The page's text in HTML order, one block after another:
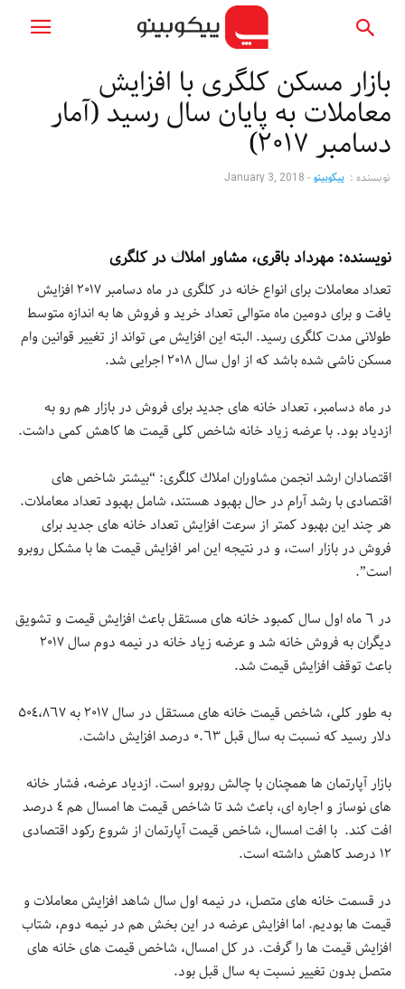
بازار مسكن کلگری با افزايش
معاملات به پايان سال رسيد (آمار
دسامبر ٢٠١٧)
نویسنده : پیکوبینو-
January 3, 2018
نويسنده: مهرداد باقرى، مشاور املاك در كلگرى
تعداد معاملات براى انواع خانه در كلگرى در ماه دسامبر ٢٠١٧ افزايش
يافت و براى دومين ماه متوالى تعداد خريد و فروش ها به اندازه متوسط
طولانى مدت كلگرى رسيد. البته اين افزايش مى تواند از تغيير قوانين وام
مسكن ناشى شده باشد كه از اول سال ٢٠١٨ اجرايى شد.
در ماه دسامبر، تعداد خانه هاى جديد براى فروش در بازار هم رو به
ازدياد بود. با عرضه زياد خانه شاخص كلى قيمت ها كاهش كمى داشت.
اقتصادان ارشد انجمن مشاوران املاك كلگرى: “بيشتر شاخص هاى
اقتصادى با رشد آرام در حال بهبود هستند، شامل بهبود تعداد معاملات.
هر چند اين بهبود كمتر از سرعت افزايش تعداد خانه هاى جديد براى
فروش در بازار است، و در نتيجه اين امر افزايش قيمت ها با مشكل روبرو
است”.
در ٦ ماه اول سال كمبود خانه هاى مستقل باعث افزايش قيمت و تشويق
ديگران به فروش خانه شد و عرضه زياد خانه در نيمه دوم سال ٢٠١٧
باعث توقف افزايش قيمت شد.
به طور كلى، شاخص قيمت خانه هاى مستقل در سال ٢٠١٧ به ٥٠٤،٨٦٧
دلار رسيد كه نسبت به سال قبل ٠.٦٣ درصد افزايش داشت.
بازار آپارتمان ها همچنان با چالش روبرو است. ازدياد عرضه، فشار خانه
هاى نوساز و اجاره اى، باعث شد تا شاخص قيمت ها امسال هم ٤ درصد
افت كند. با افت امسال، شاخص قيمت آپارتمان از شروع ركود اقتصادى
١٢ درصد كاهش داشته است.
در قسمت خانه هاى متصل، در نيمه اول سال شاهد افزايش معاملات و
قيمت ها بوديم. اما افزايش عرضه در اين بخش هم در نيمه دوم، شتاب
افزايش قيمت ها را گرفت. در كل امسال، شاخص قيمت هاى خانه هاى
متصل بدون تغيير نسبت به سال قبل بود.